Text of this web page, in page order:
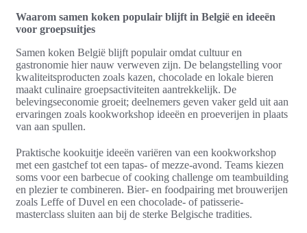
Waarom samen koken populair blijft in België en ideeën
voor groepsuitjes
Samen koken België blijft populair omdat cultuur en
gastronomie hier nauw verweven zijn. De belangstelling voor
kwaliteitsproducten zoals kazen, chocolade en lokale bieren
maakt culinaire groepsactiviteiten aantrekkelijk. De
belevingseconomie groeit; deelnemers geven vaker geld uit aan
ervaringen zoals kookworkshop ideeën en proeverijen in plaats
van aan spullen.
Praktische kookuitje ideeën variëren van een kookworkshop
met een gastchef tot een tapas- of mezze-avond. Teams kiezen
soms voor een barbecue of cooking challenge om teambuilding
en plezier te combineren. Bier- en foodpairing met brouwerijen
zoals Leffe of Duvel en een chocolade- of patisserie-
masterclass sluiten aan bij de sterke Belgische tradities.